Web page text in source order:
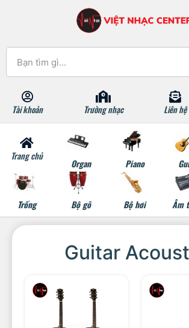
Tài khoản Trường nhạc Liên hệ
Trang chủ
Organ Piano
Trống Bộ gõ Bộ hơi Âm
Guitar